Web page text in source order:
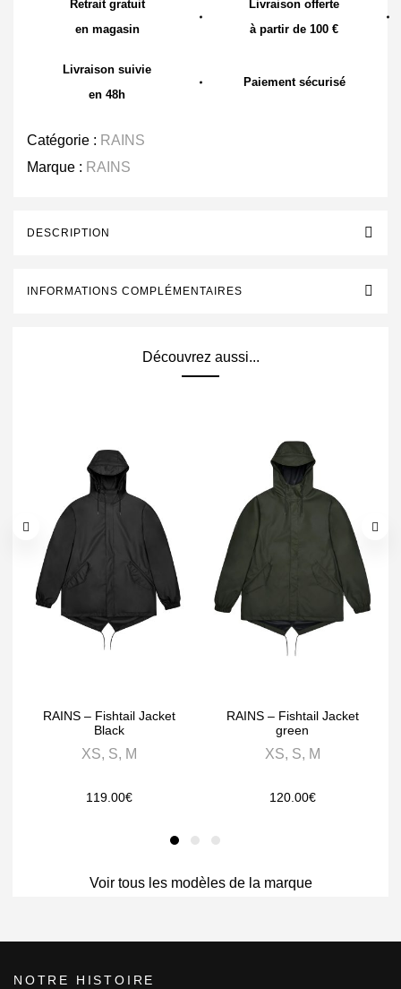
Retrait gratuit
en magasin
Livraison offerte
à partir de 100 €
Livraison suivie
en 48h
Paiement sécurisé
Catégorie : RAINS
Marque : RAINS
DESCRIPTION
INFORMATIONS COMPLÉMENTAIRES
Découvrez aussi...
RAINS – Fishtail Jacket
Black
XS, S, M
119.00€
RAINS – Fishtail Jacket
green
XS, S, M
120.00€
Voir tous les modèles de la marque
NOTRE HISTOIRE